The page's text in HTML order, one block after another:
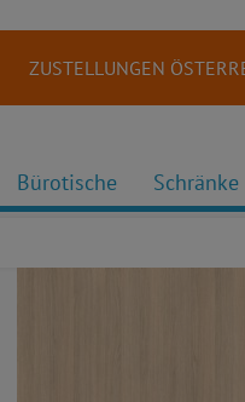
ZUSTELLUNGEN
Bürotische Schränke